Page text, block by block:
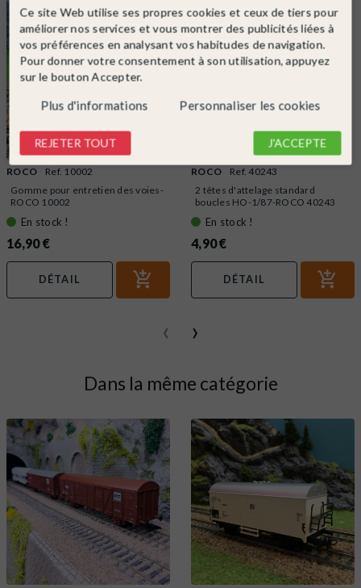
ROCO
Ref. 10002
Gomme pour entretien des voies-
ROCO 10002
En stock !
16,90 €
DÉTAIL
ROCO
Ref. 40243
2 têtes d'attelage standard
boucles HO-1/87-ROCO 40243
En stock !
4,90 €
DÉTAIL
‹ ›
Dans la même catégorie
Ce site Web utilise ses propres cookies et ceux de tiers pour
améliorer nos services et vous montrer des publicités liées à
vos préférences en analysant vos habitudes de navigation.
Pour donner votre consentement à son utilisation, appuyez
sur le bouton Accepter.
Plus d'informations Personnaliser les cookies
REJETER TOUT J'ACCEPTE